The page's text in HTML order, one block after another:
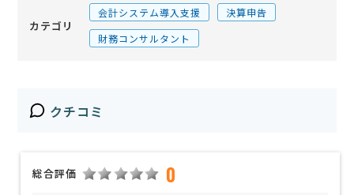
カテゴリ
会計システム導入支援
決算申告
財務コンサルタント
クチコミ
総合評価 0